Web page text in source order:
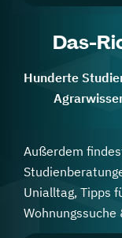
Das-
Hunderte
Außerdem
Unialltag, Tipps
Wohnungssuche